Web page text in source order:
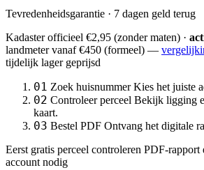
Tevredenheidsgarantie · 7 dagen geld terug
Kadaster officieel €2,95 (zonder maten) ·
landmetervanaf €450 (formeel) —
tijdelijk lager geprijsd
01 Zoek huisnummer Kies het juiste
02 Controleer perceel Bekijk ligging
kaart.
03 Bestel PDF Ontvang het digitale
Eerst gratis perceel controleren PDF-rapport
account nodig